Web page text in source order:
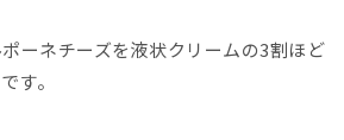
ーネチーズを液状クリームの3割ほど
す。